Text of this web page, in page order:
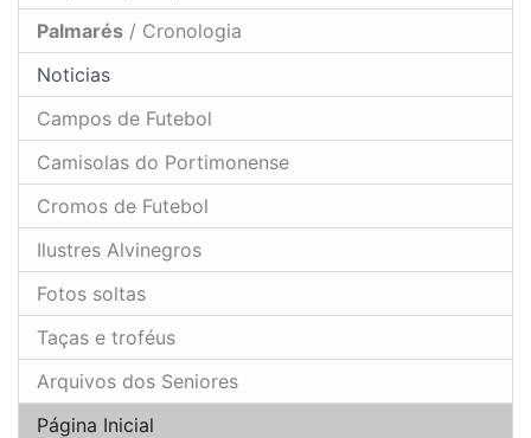
Palmarés / Cronologia
Noticias
Campos de Futebol
Camisolas do Portimonense
Cromos de Futebol
Ilustres Alvinegros
Fotos soltas
Taças e troféus
Arquivos dos Seniores
Página Inicial